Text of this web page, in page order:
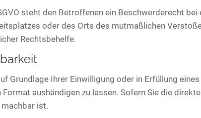
steht den Betroffenen ein Beschwerderecht
oder des Orts des mutmaßlichen
Rechtsbehelfe.
Grundlage Ihrer Einwilligung oder in Erfüllung
aushändigen zu lassen. Sofern Sie die
ist.